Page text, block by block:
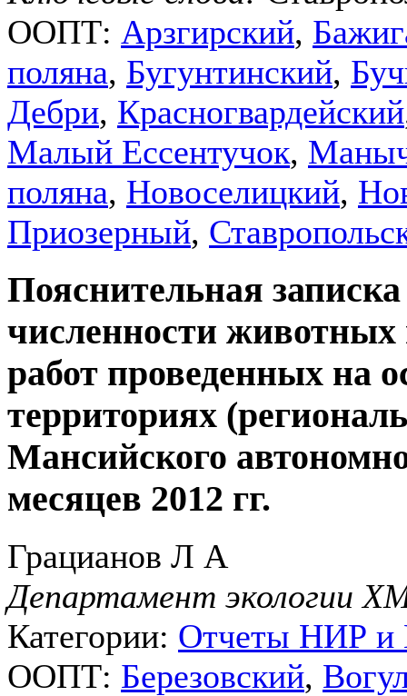
ООПТ: Арзгирский,
поляна, Бугунтинский,
Дебри, Красногвардейский
Малый Ессентучок,
поляна, Новоселицкий,
Приозерный,
Пояснительная
численности
работ проведенных на
территориях
Мансийского
месяцев 2012 гг.
Грацианов Л А
Департамент экологии
Категории: Отчеты НИР
ООПТ: Березовский,